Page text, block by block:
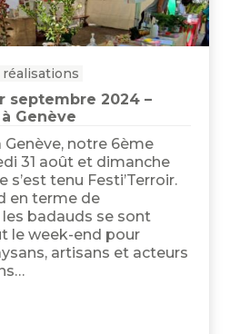
réalisations
septembre 2024 –
Genève
Genève, notre 6ème
31 août et dimanche
s’est tenu Festi’Terroir.
en terme de
badauds se sont
le week-end pour
artisans et acteurs